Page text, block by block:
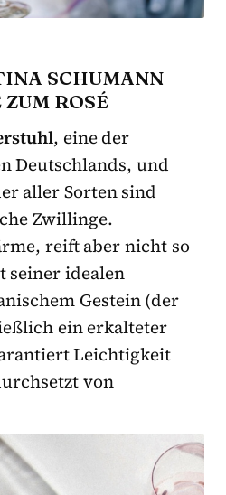
SCHUMANN
ROSÉ
, eine der
Deutschlands, und
aller Sorten sind
Zwillinge.
reift aber nicht so
seiner idealen
Gestein (der
ein erkalteter
Leichtigkeit
von